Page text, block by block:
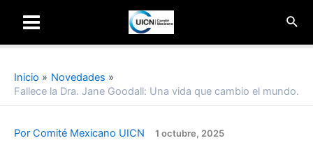
Main
Inicio
Novedades
Fallece la Dra. Jane Goodall: Una vida que cambio el mundo.
Por Comité Mexicano UICN 1 octubre, 2025